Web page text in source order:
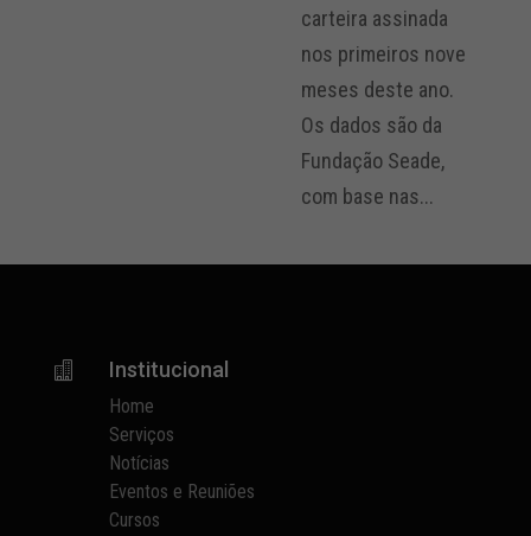
carteira assinada
nos primeiros nove
meses deste ano.
Os dados são da
Fundação Seade,
com base nas...
 Institucional
Home
Serviços
Notícias
Eventos e Reuniões
Cursos